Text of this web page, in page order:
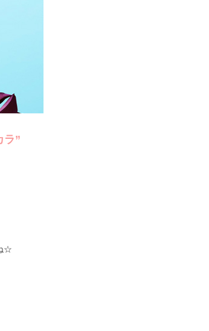
ラ”
☆